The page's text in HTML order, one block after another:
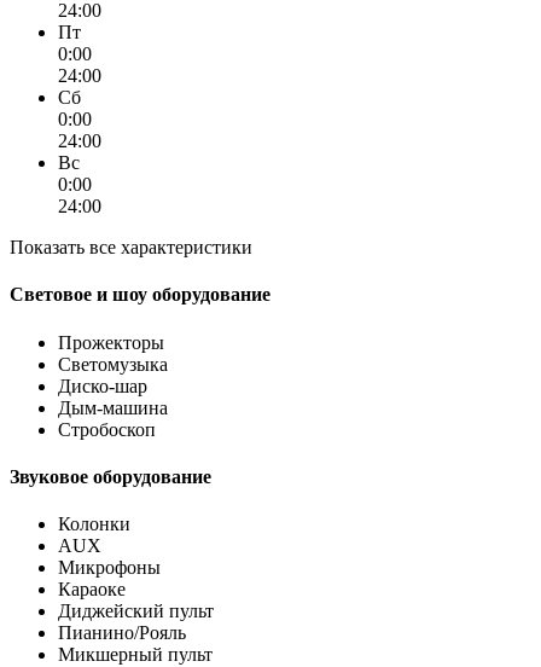
24:00
Пт
0:00
24:00
Сб
0:00
24:00
Вс
0:00
24:00
Показать все характеристики
Световое и шоу оборудование
Прожекторы
Светомузыка
Диско-шар
Дым-машина
Стробоскоп
Звуковое оборудование
Колонки
AUX
Микрофоны
Караоке
Диджейский пульт
Пианино/Рояль
Микшерный пульт